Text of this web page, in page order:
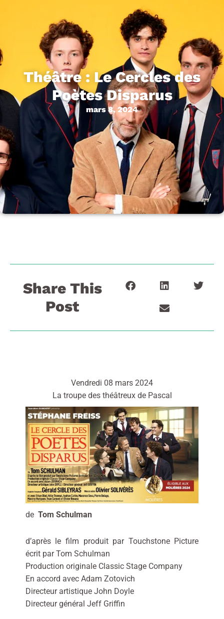
Théâtre : Le Cercles des
Poètes Disparus
mars 8, 2024
Share This
Post
Vendredi 08 mars 2024
La troupe des théâtreux de Pascal
de Tom Schulman
d’après le film produit par Touchstone Picture
écrit par Tom Schulman
Production originale Classic Stage Company
En accord avec Adam Zotovich
Directeur artistique John Doyle
Directeur général Jeff Griffin